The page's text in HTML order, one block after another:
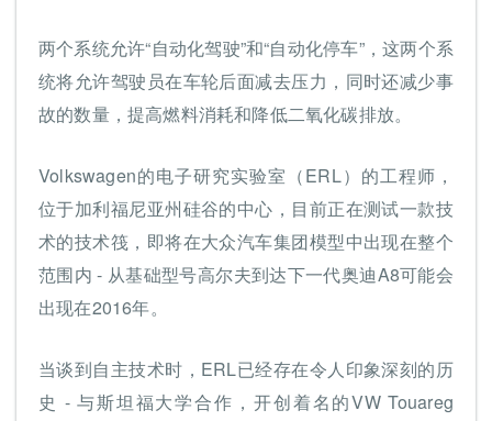
两个系统允许“自动化驾驶”和“自动化停车”，这两个系
统将允许驾驶员在车轮后面减去压力，同时还减少事
故的数量，提高燃料消耗和降低二氧化碳排放。
Volkswagen的电子研究实验室（ERL）的工程师，
位于加利福尼亚州硅谷的中心，目前正在测试一款技
术的技术筏，即将在大众汽车集团模型中出现在整个
范围内 - 从基础型号高尔夫到达下一代奥迪A8可能会
出现在2016年。
当谈到自主技术时，ERL已经存在令人印象深刻的历
史 - 与斯坦福大学合作，开创着名的VW Touareg